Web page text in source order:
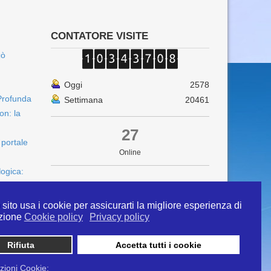
sito usa i cookie per assicurarti la migliore esperienza di
Cookie policy Privacy policy
Rifiuta Accetta tutti i cookie
Cookie:
la
CONTATORE VISITE
Oggi
2578
Settimana
20461
27
Online
info@ipertermiaitalia.it tel. 331/9584817 . Il
diramato nel rispetto delle Linee Guida contenute